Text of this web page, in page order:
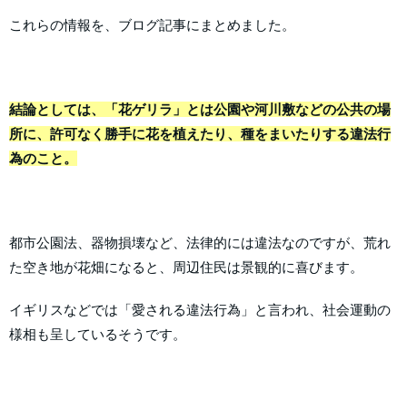
これらの情報を、ブログ記事にまとめました。
結論としては、「花ゲリラ」とは公園や河川敷などの公共の場
所に、許可なく勝手に花を植えたり、種をまいたりする違法行
為のこと。
都市公園法、器物損壊など、法律的には違法なのですが、荒れ
た空き地が花畑になると、周辺住民は景観的に喜びます。
イギリスなどでは「愛される違法行為」と言われ、社会運動の
様相も呈しているそうです。